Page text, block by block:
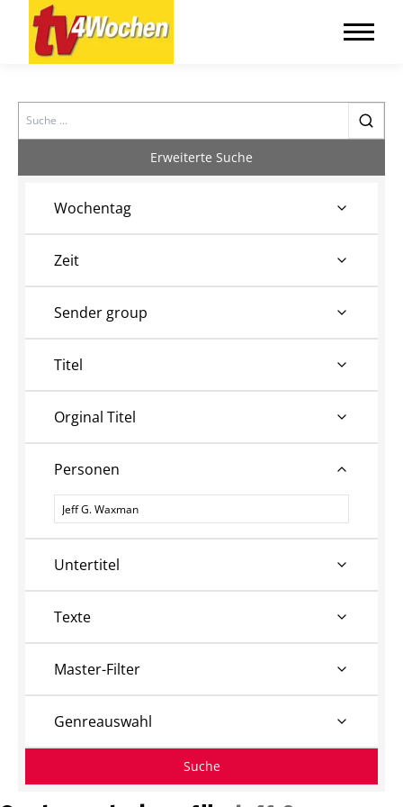
Search
Erweiterte Suche
Wochentag
Zeit
Sender group
Titel
Orginal Titel
Personen
Personen
Untertitel
Texte
Master-Filter
Genreauswahl
Suche